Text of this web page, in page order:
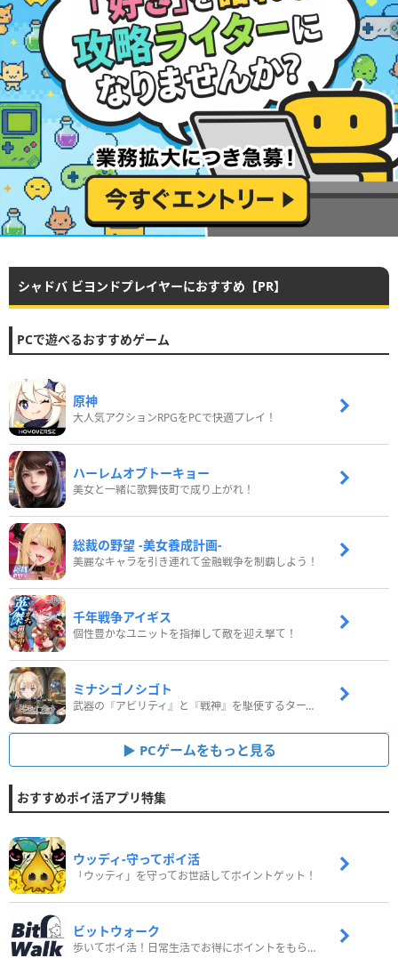
シャドバ ビヨンドプレイヤーにおすすめ【PR】
PCで遊べるおすすめゲーム
原神
大人気アクションRPGをPCで快適プレイ！
ハーレムオブトーキョー
美女と一緒に歌舞伎町で成り上がれ！
総裁の野望 -美女養成計画-
美麗なキャラを引き連れて金融戦争を制覇しよう！
千年戦争アイギス
個性豊かなユニットを指揮して敵を迎え撃て！
ミナシゴノシゴト
武器の『アビリティ』と『戦神』を駆使するターン制コマンドバトルRPG！
PCゲームをもっと見る
おすすめポイ活アプリ特集
ウッディ‐守ってポイ活
「ウッディ」を守ってお世話してポイントゲット！
ビットウォーク
歩いてポイ活！日常生活でお得にポイントをもらおう